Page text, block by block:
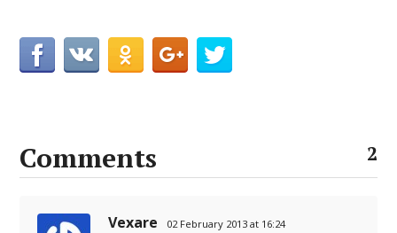
Comments 2
Vexare 02 February 2013 at 16:24